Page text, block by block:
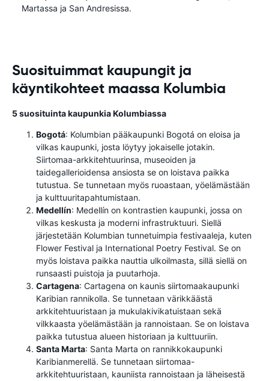
Martassa ja San Andresissa.
Suosituimmat kaupungit ja
käyntikohteet maassa Kolumbia
5 suosituinta kaupunkia Kolumbiassa
Bogotá: Kolumbian pääkaupunki Bogotá on eloisa ja
vilkas kaupunki, josta löytyy jokaiselle jotakin.
Siirtomaa-arkkitehtuurinsa, museoiden ja
taidegallerioidensa ansiosta se on loistava paikka
tutustua. Se tunnetaan myös ruoastaan, yöelämästään
ja kulttuuritapahtumistaan.
Medellín: Medellín on kontrastien kaupunki, jossa on
vilkas keskusta ja moderni infrastruktuuri. Siellä
järjestetään Kolumbian tunnetuimpia festivaaleja, kuten
Flower Festival ja International Poetry Festival. Se on
myös loistava paikka nauttia ulkoilmasta, sillä siellä on
runsaasti puistoja ja puutarhoja.
Cartagena: Cartagena on kaunis siirtomaakaupunki
Karibian rannikolla. Se tunnetaan värikkäästä
arkkitehtuuristaan ​​ja mukulakivikatuistaan ​​sekä
vilkkaasta yöelämästään ja rannoistaan. Se on loistava
paikka tutustua alueen historiaan ja kulttuuriin.
Santa Marta: Santa Marta on rannikkokaupunki
Karibianmerellä. Se tunnetaan siirtomaa-
arkkitehtuuristaan, kauniista rannoistaan ​​ja läheisestä